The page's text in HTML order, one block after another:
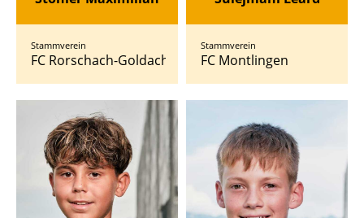
Stammverein
FC Rorschach-Goldach 17
Stammverein
FC Montlingen